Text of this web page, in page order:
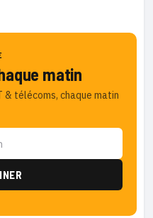
matin
télécoms, chaque matin